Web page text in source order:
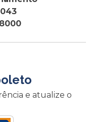
e atualize o